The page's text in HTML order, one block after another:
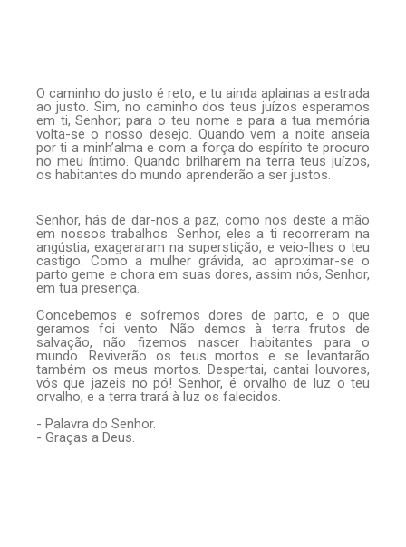
O caminho do justo é reto, e tu ainda aplainas a estrada
ao justo. Sim, no caminho dos teus juízos esperamos
em ti, Senhor; para o teu nome e para a tua memória
volta-se o nosso desejo. Quando vem a noite anseia
por ti a minh’alma e com a força do espírito te procuro
no meu íntimo. Quando brilharem na terra teus juízos,
os habitantes do mundo aprenderão a ser justos.
Senhor, hás de dar-nos a paz, como nos deste a mão
em nossos trabalhos. Senhor, eles a ti recorreram na
angústia; exageraram na superstição, e veio-lhes o teu
castigo. Como a mulher grávida, ao aproximar-se o
parto geme e chora em suas dores, assim nós, Senhor,
em tua presença.
Concebemos e sofremos dores de parto, e o que
geramos foi vento. Não demos à terra frutos de
salvação, não fizemos nascer habitantes para o
mundo. Reviverão os teus mortos e se levantarão
também os meus mortos. Despertai, cantai louvores,
vós que jazeis no pó! Senhor, é orvalho de luz o teu
orvalho, e a terra trará à luz os falecidos.
- Palavra do Senhor.
- Graças a Deus.